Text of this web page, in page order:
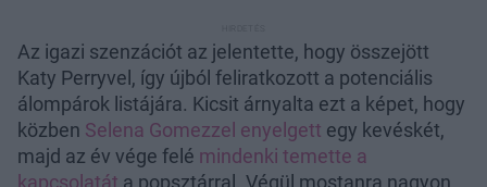
Az igazi szenzációt az jelentette, hogy összejött
Katy Perryvel, így újból feliratkozott a potenciális
álompárok listájára. Kicsit árnyalta ezt a képet, hogy
közben Selena Gomezzel enyelgett egy kevéskét,
majd az év vége felé mindenki temette a
kapcsolatát a popsztárral. Végül mostanra nagyon